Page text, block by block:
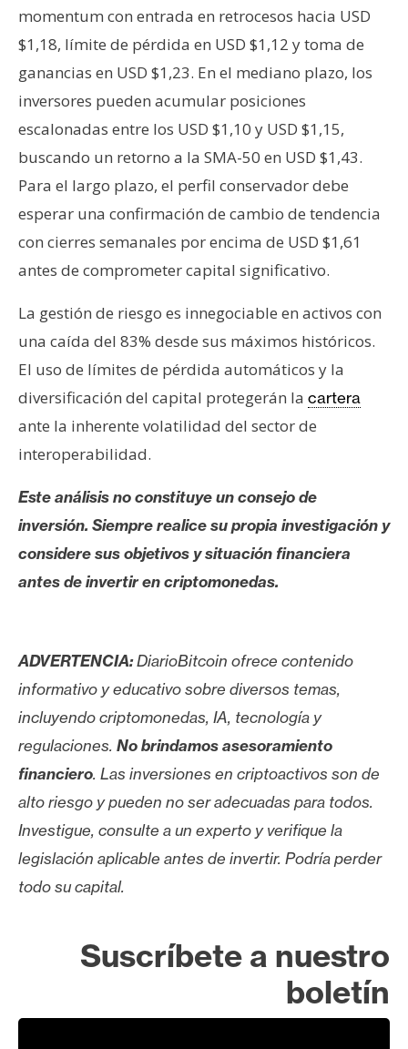
momentum con entrada en retrocesos hacia USD
$1,18, límite de pérdida en USD $1,12 y toma de
ganancias en USD $1,23. En el mediano plazo, los
inversores pueden acumular posiciones
escalonadas entre los USD $1,10 y USD $1,15,
buscando un retorno a la SMA-50 en USD $1,43.
Para el largo plazo, el perfil conservador debe
esperar una confirmación de cambio de tendencia
con cierres semanales por encima de USD $1,61
antes de comprometer capital significativo.
La gestión de riesgo es innegociable en activos con
una caída del 83% desde sus máximos históricos.
El uso de límites de pérdida automáticos y la
diversificación del capital protegerán la cartera
ante la inherente volatilidad del sector de
interoperabilidad.
Este análisis no constituye un consejo de
inversión. Siempre realice su propia investigación y
considere sus objetivos y situación financiera
antes de invertir en criptomonedas.
ADVERTENCIA:DiarioBitcoin ofrece contenido
informativo y educativo sobre diversos temas,
incluyendo criptomonedas, IA, tecnología y
regulaciones. No brindamos asesoramiento
financiero. Las inversiones en criptoactivos son de
alto riesgo y pueden no ser adecuadas para todos.
Investigue, consulte a un experto y verifique la
legislación aplicable antes de invertir. Podría perder
todo su capital.
Suscríbete a nuestro
boletín